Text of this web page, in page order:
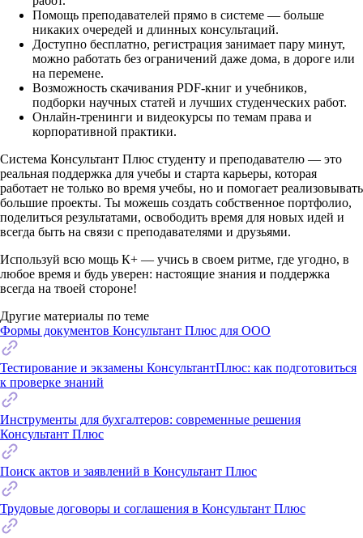
Помощь преподавателей прямо в системе — больше
никаких очередей и длинных консультаций.
Доступно бесплатно, регистрация занимает пару минут,
можно работать без ограничений даже дома, в дороге или
на перемене.
Возможность скачивания PDF-книг и учебников,
подборки научных статей и лучших студенческих работ.
Онлайн-тренинги и видеокурсы по темам права и
корпоративной практики.
Система Консультант Плюс студенту и преподавателю — это
реальная поддержка для учебы и старта карьеры, которая
работает не только во время учебы, но и помогает реализовывать
большие проекты. Ты можешь создать собственное портфолио,
поделиться результатами, освободить время для новых идей и
всегда быть на связи с преподавателями и друзьями.
Используй всю мощь К+ — учись в своем ритме, где угодно, в
любое время и будь уверен: настоящие знания и поддержка
всегда на твоей стороне!
Другие материалы по теме
Формы документов Консультант Плюс для ООО
Тестирование и экзамены КонсультантПлюс: как подготовиться
к проверке знаний
Инструменты для бухгалтеров: современные решения
Консультант Плюс
Поиск актов и заявлений в Консультант Плюс
Трудовые договоры и соглашения в Консультант Плюс